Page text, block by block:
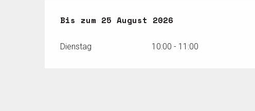
vom 21 Juli 2026 bis zum
Bis zum 25 August 2026
Dienstag 10:00 - 11:00